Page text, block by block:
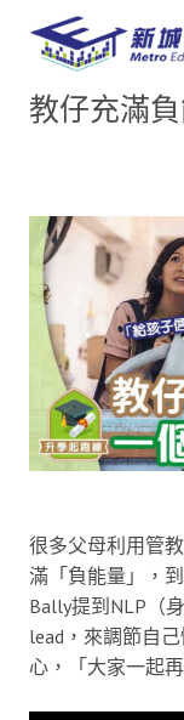
教仔充滿
很多父母利用管
滿「負能量」，
Bally提到NLP（
lead，來調節自
心，「大家一起